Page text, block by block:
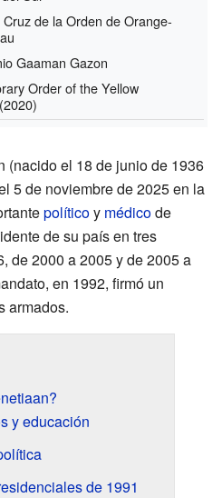
de la Orden de Orange-
Gaaman Gazon
Order of the Yellow
(2020)
(nacido el 18 de junio de 1936
5 de noviembre de 2025 en la
políticoy médicode
de su país en tres
de 2000 a 2005 y de 2005 a
en 1992, firmó un
armados.
y educación
de 1991